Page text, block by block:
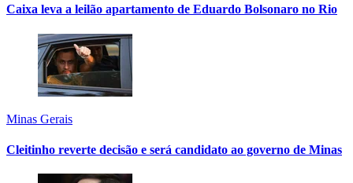
Caixa leva a leilão apartamento de Eduardo Bolsonaro no Rio
Minas Gerais
Cleitinho reverte decisão e será candidato ao governo de Minas